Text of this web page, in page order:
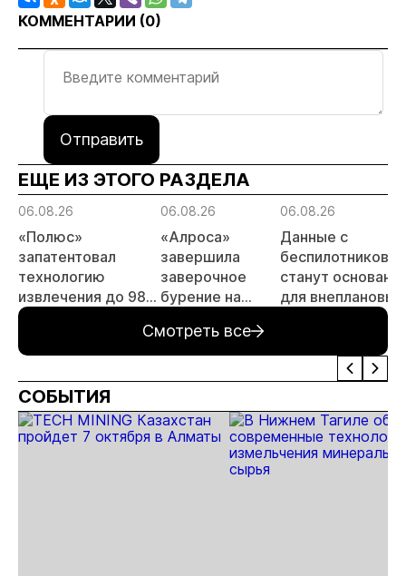
КОММЕНТАРИИ (0)
Отправить
ЕЩЕ ИЗ ЭТОГО РАЗДЕЛА
06.08.26
«Полюс»
запатентовал
технологию
извлечения до 98%
золота из
металлургического
шлака
06.08.26
«Алроса»
завершила
заверочное
бурение на
месторождении
Дегдекан
06.08.26
Данные с
беспилотников
станут
для внеплановых
Смотреть все
СОБЫТИЯ